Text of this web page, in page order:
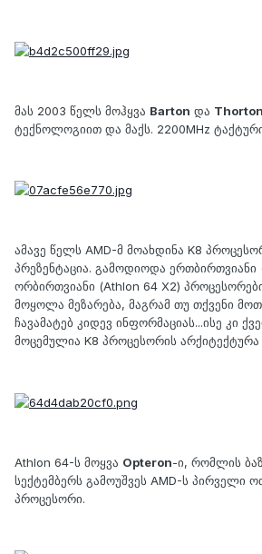
მას 2003 წელს მოჰყვა Barton და Thorton
ტექნოლოგიით და მაქს. 2200MHz
ამავე წელს AMD-მ მოახდინა K8
პრეზენტაცია. გამოდიოდა ერთბირთვიანი
ორბირთვიანი (Athlon 64 X2)
მოყოლა მეზარება, მაგრამ თუ თქვენი
ჩავამატებ კიდევ ინფორმაციას...ისე კი
მოცემულია K8 პროცესორის არქიტექტურა
Athlon 64-ს მოყვა Opteron-ი, რომლის
სექტემბერს გამოუშვეს AMD-ს პირველი
პროცესორი.